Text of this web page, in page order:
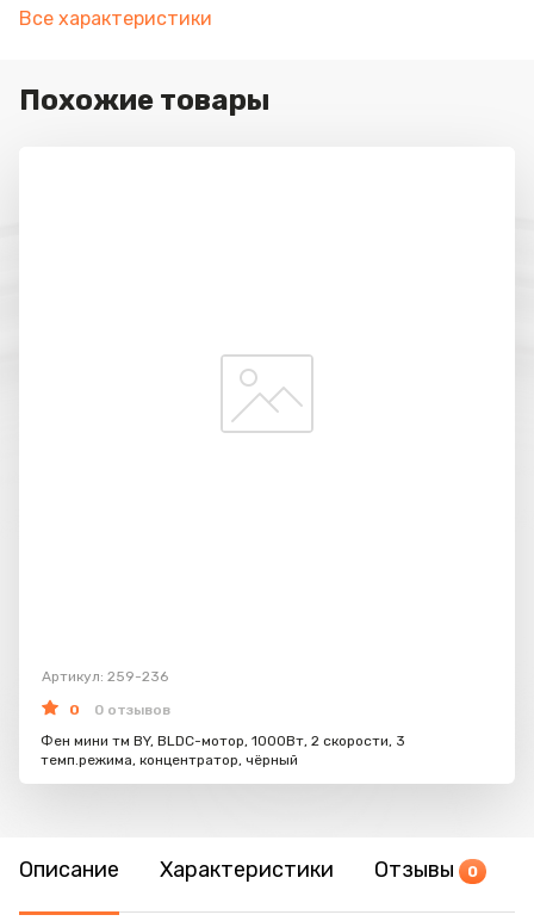
Все характеристики
Похожие товары
Артикул: 259-236
0
0 отзывов
Фен мини тм BY, BLDC-мотор, 1000Вт, 2 скорости, 3
темп.режима, концентратор, чёрный
Описание Характеристики Отзывы 0